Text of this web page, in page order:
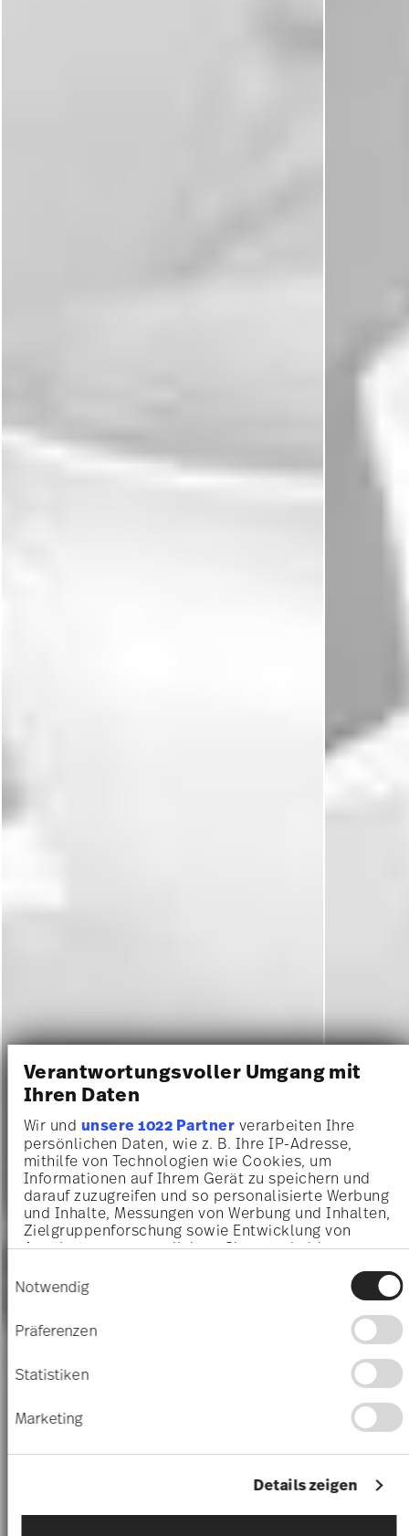
Verantwortungsvoller Umgang mit
Ihren Daten
Wir und unsere 1022 Partnerverarbeiten Ihre
persönlichen Daten, wie z. B. Ihre IP-Adresse,
mithilfe von Technologien wie Cookies, um
Informationen auf Ihrem Gerät zu speichern und
darauf zuzugreifen und so personalisierte Werbung
und Inhalte, Messungen von Werbung und Inhalten,
Zielgruppenforschung sowie Entwicklung von
Angeboten zu ermöglichen. Sie entscheiden
Sie können Ihre Einwilligung jederzeit über die
Cookie-Erklärung oder durch Klicken auf das
Privacy Trigger Symbol ändern oder widerrufen
Informationen über Ihre geografische Lage
erfassen, welche bis auf einige Meter genau
Ihr Gerät durch aktives Scannen nach
identifizieren
Erfahren Sie mehr darüber, wie Ihre persönlichen
Daten verarbeitet werden, und legen Sie Ihre
Präferenzen imAbschnitt Einzelheitenfest.
Notwendig
Präferenzen
Statistiken
Marketing
Details zeigen